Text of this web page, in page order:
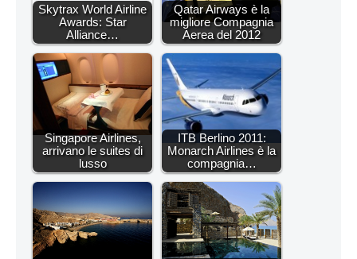
Skytrax World Airline
Awards: Star
Alliance…
Qatar Airways è la
migliore Compagnia
Aerea del 2012
Singapore Airlines,
arrivano le suites di
lusso
ITB Berlino 2011:
Monarch Airlines è la
compagnia…